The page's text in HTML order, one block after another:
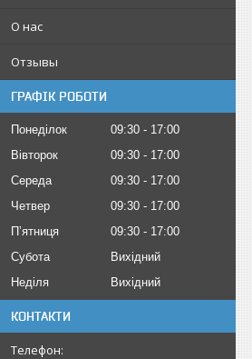
О нас
Отзывы
ГРАФІК РОБОТИ
Понеділок 09:30
17:00
Вівторок
09:30
17:00
Середа
09:30
17:00
Четвер
09:30
17:00
Пʼятниця
09:30
17:00
Субота
Вихідний
Неділя
Вихідний
КОНТАКТИ